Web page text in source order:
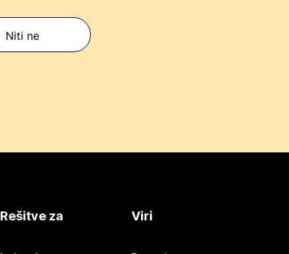
Niti ne
Rešitve za Viri